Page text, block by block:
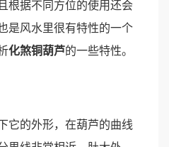
根据不同方位的使用还会
是风水里很有特性的一个
化煞铜葫芦的一些特性。
的外形，在葫芦的曲线